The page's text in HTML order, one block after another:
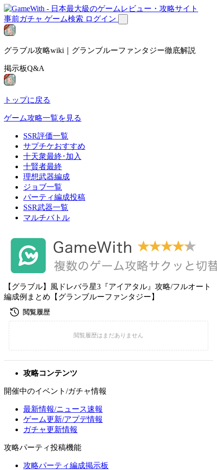
事前ガチャ ゲーム検索 ログイン
グラブル攻略wiki｜グランブルーファンタジー徹底解説
掲示板Q&A
トップに戻る
ゲーム攻略一覧を見る
SSR評価一覧
サプチケおすすめ
十天衆最終･加入
十賢者最終
理想武器編成
ジョブ一覧
パーティ編成投稿
SSR武器一覧
マルチバトル
【グラブル】風ドレバラ星3『アイアタル』攻略/フルオート
編成例まとめ【グランブルーファンタジー】
攻略コンテンツ
開催中のイベント/ガチャ情報
最新情報/ニュース速報
ゲーム更新/アプデ情報
ガチャ更新情報
攻略パーティ投稿機能
攻略パーティ編成掲示板